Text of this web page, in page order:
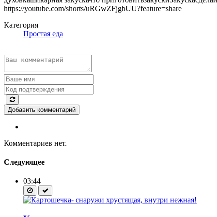
https://youtube.com/shorts/uRGwZFjgbUU?feature=share
Категория
Простая еда
Добавить комментарий
Комментариев нет.
Следующее
03:44